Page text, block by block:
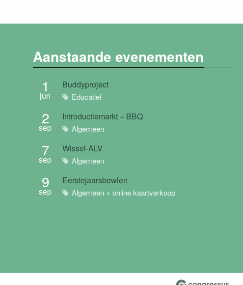
Aanstaande evenementen
1
jun
Buddyproject
Educatief
2
sep
Introductiemarkt + BBQ
Algemeen
7
sep
Wissel-ALV
Algemeen
9
sep
Eerstejaarsbowlen
Algemeen + online kaartverkoop